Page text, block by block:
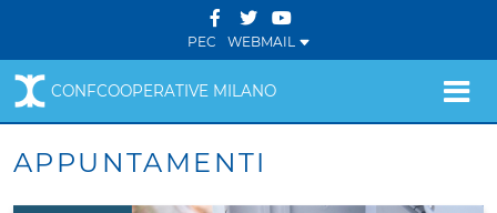
PEC WEBMAIL
CONFCOOPERATIVE MILANO
APPUNTAMENTI